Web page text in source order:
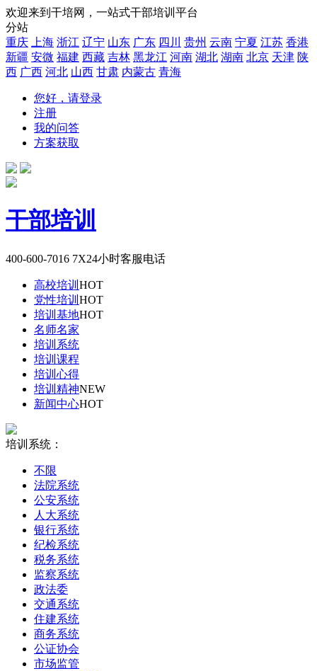
欢迎来到干培网，一站式干部培训平台
分站
重庆
上海 浙江 辽宁 山东 广东 四川 贵州 云南 宁夏 江苏 香港
新疆 安微 福建 西藏 吉林 黑龙江 河南 湖北 湖南 北京 天津 陕
西 广西 河北 山西 甘肃 内蒙古 青海
您好，请登录
注册
我的问答
方案获取
干部培训
400-600-7016 7X24小时客服电话
高校培训 HOT
党性培训 HOT
培训基地HOT
名师名家
培训系统
培训课程
培训心得
培训精神NEW
新闻中心HOT
培训系统：
不限
法院系统
公安系统
人大系统
银行系统
纪检系统
税务系统
监察系统
政法委
交通系统
住建系统
商务系统
公证协会
市场监管